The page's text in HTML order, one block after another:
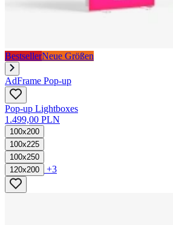
BestsellerNeue Größen
AdFrame Pop-up
Pop-up Lightboxes
1.499,00 PLN
100x200
100x225
100x250
120x200
+3